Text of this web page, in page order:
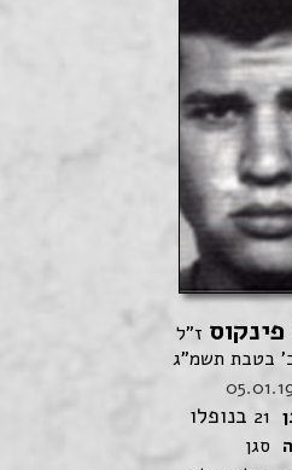
פינקוס ז"ל
כ' בטבת תשמ"ג
21 בנופלו
סגן